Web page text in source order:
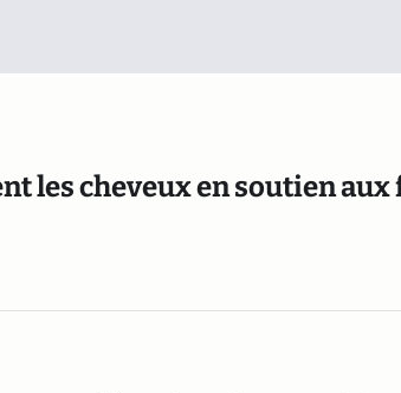
les cheveux en soutien aux